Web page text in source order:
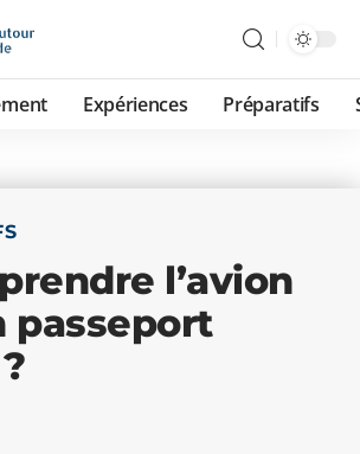
Expériences Préparatifs
l’avion
passeport